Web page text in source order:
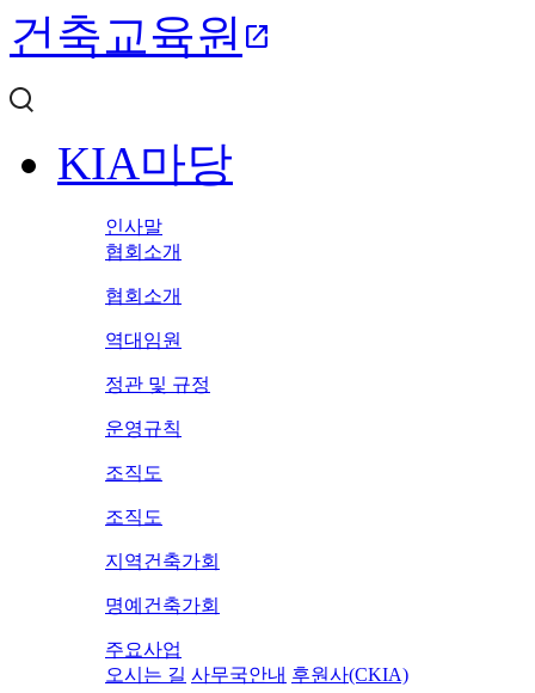
건축교육원 open_in_new
KIA마당
인사말
협회소개
협회소개
역대임원
정관 및 규정
운영규칙
조직도
조직도
지역건축가회
명예건축가회
주요사업
오시는 길 사무국안내 후원사(CKIA)